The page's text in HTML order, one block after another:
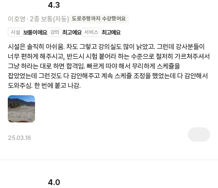
4.3
이호영 · 2종 보통(자동) 도로주행까지 수강했어요
시설 보통이에요 강의 최고예요 서비스 최고예요
시설은 솔직히 아쉬움. 차도 그렇고 강의실도 많이 낡았고. 그런데 강사분들이
너무 편하게 해주시고, 반드시 시험 붙어라 하는 수준으로 철저히 가르쳐주셔서
그냥 하라는 대로 하면 합격임. 빠르게 따야 해서 무리하게 스케쥴을
잡았었는데 그런것도 다 감안해주고 계속 스케쥴 조정을 했었는데 다 감안해서
도와주심. 한 번에 붙고 나감.
25.03.16
4.0